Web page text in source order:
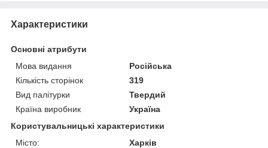
Характеристики
Основні атрибути
Мова видання
Російська
Кількість сторінок
319
Вид палітурки
Твердий
Країна виробник
Україна
Користувальницькі характеристики
Місто:
Харків